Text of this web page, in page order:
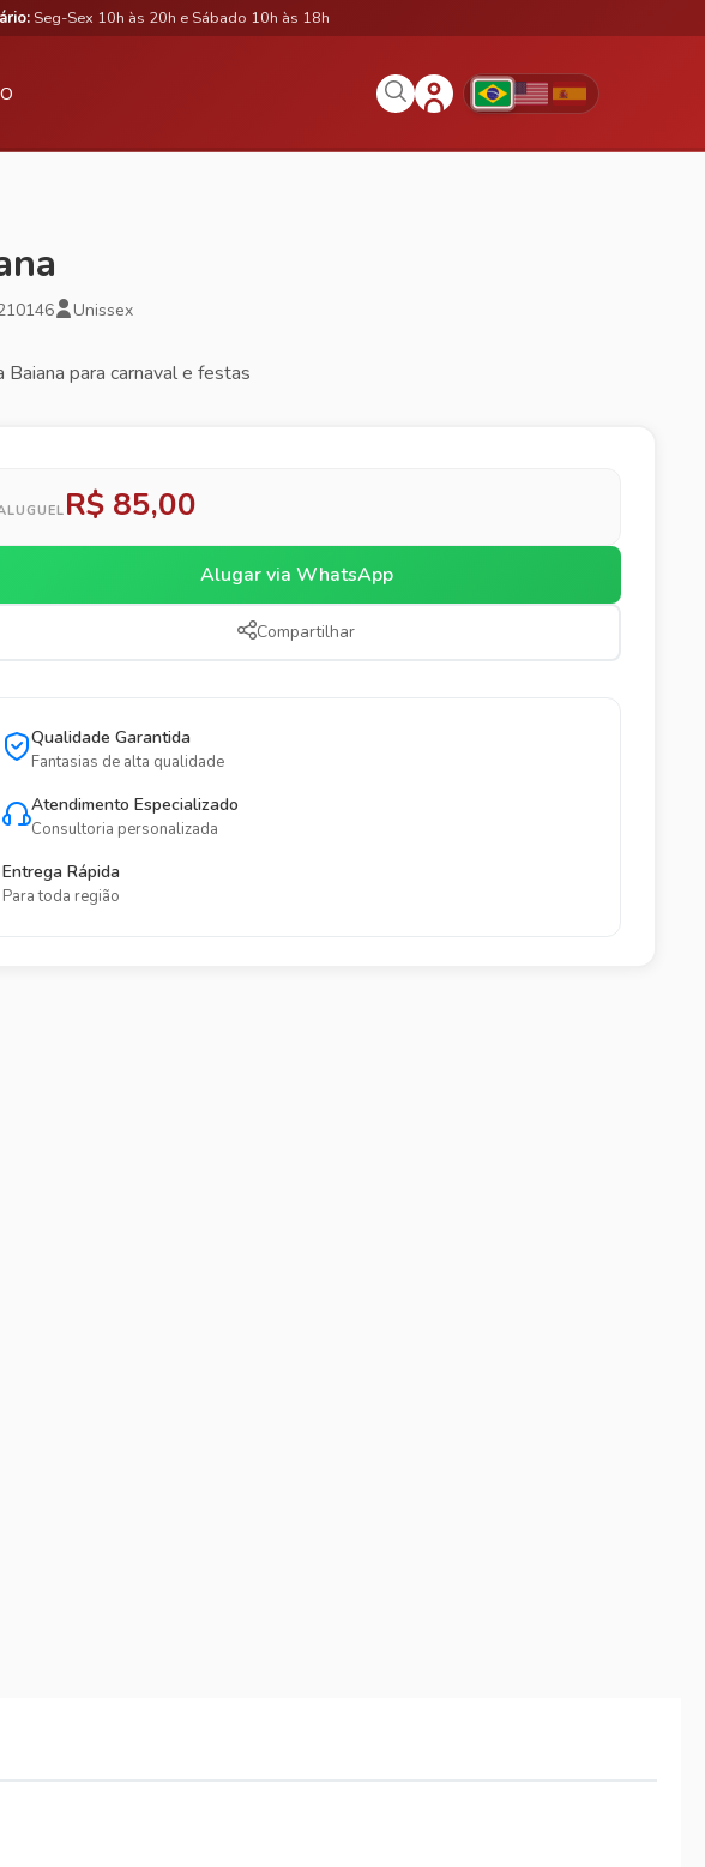
Seg-Sex 10h às 20h e Sábado 10h às 18h
Unissex
Baiana para carnaval e festas
R$ 85,00
Alugar via WhatsApp
Compartilhar
Qualidade Garantida
Fantasias de alta qualidade
Atendimento Especializado
Consultoria personalizada
Entrega Rápida
Para toda região